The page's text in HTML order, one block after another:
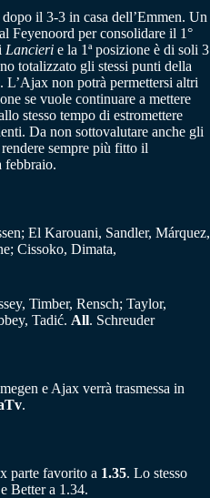
il 3-3 in casa dell’Emmen. Un
Feyenoord per consolidare il 1°
Lancieri e la 1ª posizione è di soli 3
totalizzato gli stessi punti della
. L’Ajax non potrà permettersi altri
se vuole continuare a mettere
stesso tempo di estromettere
Da non sottovalutare anche gli
sempre più fitto il
febbraio.
El Karouani, Sandler, Márquez,
Cissoko, Dimata,
Timber, Rensch; Taylor,
Tadić. All. Schreuder
e Ajax verrà trasmessa in
.
parte favorito a 1.35. Lo stesso
Better a 1.34.